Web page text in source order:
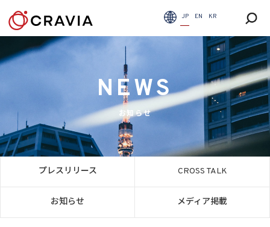
JP EN KR
NEWS
お知らせ
プレスリリース CROSS TALK
お知らせ メディア掲載